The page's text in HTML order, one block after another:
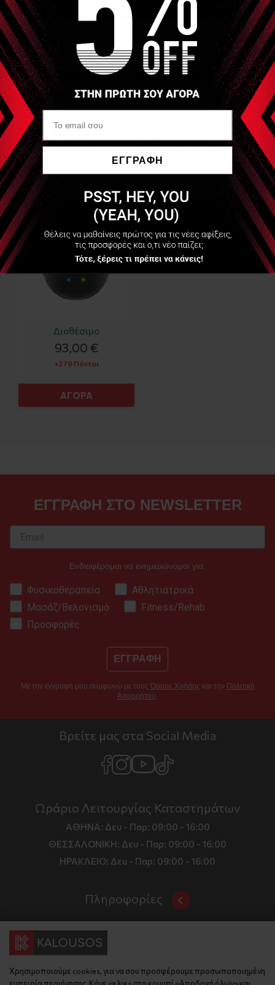
Ανθεκτική κατασκευή με εξωτερική επένδυση από
σιλικόνη
Ισχύς: 10W
3 ταχύτητες δόνησης
Επαναφορτιζόμενη μπαταρία λιθίου
Αυτονομία μπαταρίας: 2 ώρες
Διάμετρος: 8.90cm
Βάρος: 450gr
Είδες Πρόσφατα
HYPERICE
Hypersphere GO Mini
Vibrating Massage Ball
Black
Διαθέσιμο
93,00 €
+279 Πόντοι
ΑΓΟΡΑ
ΕΓΓΡΑΦΗ ΣΤΟ NEWSLETTER
Ενδιαφέρομαι να ενημερώνομαι για:
Φυσικοθεραπεία
Αθλητιατρικά
Μασάζ/Βελονισμό
Fitness/Rehab
Προσφορές
ΕΓΓΡΑΦΗ
Με την εγγραφή μου συμφωνώ με τους Όρους Χρήσης και την Πολιτική
Απορρήτου.
Βρείτε μας στα Social Media
Ωράριο Λειτουργίας Καταστημάτων
ΑΘΗΝΑ: Δευ - Παρ: 09:00 - 16:00
ΘΕΣΣΑΛΟΝΙΚΗ: Δευ - Παρ: 09:00 - 16:00
ΗΡΑΚΛΕΙΟ: Δευ - Παρ: 09:00 - 16:00
Πληροφορίες
Όροι και Προϋποθέσεις
Τιμές, Τρόποι Αποστολής και Πληρωμής
Πολιτική Απορρήτου
Κώδικας Δεοντολογίας
Επικοινωνία
Διεύθυνση
Έδρα: Γράμμου 29, 18345 , Μοσχάτο Αττική
Χρησιμοποιούμε cookies, για να σου προσφέρουμε προσωποποιημένη
εμπειρία περιήγησης. Κάνε «κλικ» στο κουμπί «Αποδοχή όλων» και
ΕΓΓΡΑΦΗ